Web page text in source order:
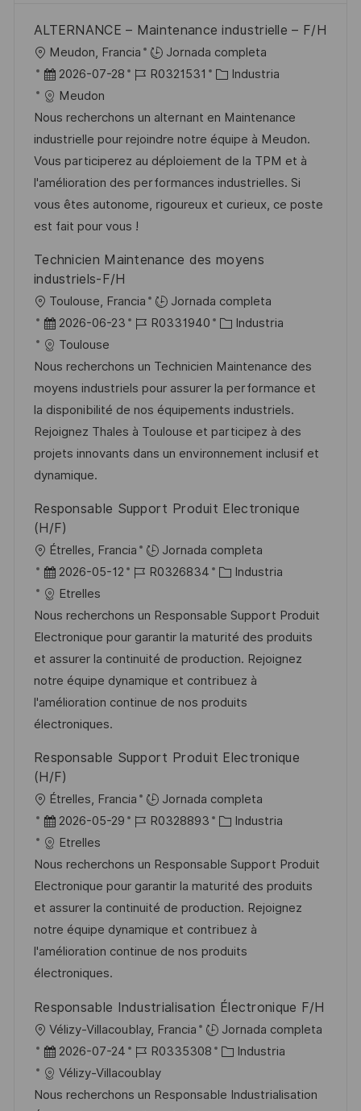
ALTERNANCE – Maintenance industrielle – F/H
U
b
c
a
c
i
ó
n
Meudon, Francia
Jornada completa
F
e
c
h
a
d
e
p
b
c
a
n
2026-07-28
I
d
e
e
m
p
o
R0321531
C
t
e
g
o
r
Industria
Meudon
Nous recherchons un alternant en Maintenance
industrielle pour rejoindre notre équipe à Meudon.
Vous participerez au déploiement de la TPM et à
l'amélioration des performances industrielles. Si
vous êtes autonome, rigoureux et curieux, ce poste
est fait pour vous !
Technicien Maintenance des moyens
industriels-F/H
U
b
c
a
c
i
ó
n
Toulouse, Francia
Jornada completa
F
e
c
h
a
d
e
p
b
c
a
2026-06-23
I
d
e
e
m
p
o
R0331940
C
t
e
g
o
r
Industria
Toulouse
Nous recherchons un Technicien Maintenance des
moyens industriels pour assurer la performance et
la disponibilité de nos équipements industriels.
Rejoignez Thales à Toulouse et participez à des
projets innovants dans un environnement inclusif et
dynamique.
Responsable Support Produit Electronique
(H/F)
U
b
c
a
c
i
ó
n
Étrelles, Francia
Jornada completa
F
e
c
h
a
d
e
p
b
c
a
2026-05-12
I
d
e
e
m
p
o
R0326834
C
t
e
g
o
r
Industria
Etrelles
Nous recherchons un Responsable Support Produit
Electronique pour garantir la maturité des produits
et assurer la continuité de production. Rejoignez
notre équipe dynamique et contribuez à
l'amélioration continue de nos produits
électroniques.
Responsable Support Produit Electronique
(H/F)
U
b
c
a
c
i
ó
n
Étrelles, Francia
Jornada completa
F
e
c
h
a
d
e
p
b
l
i
c
a
2026-05-29
I
d
e
e
m
p
o
R0328893
C
t
e
g
o
r
Industria
Etrelles
Nous recherchons un Responsable Support Produit
Electronique pour garantir la maturité des produits
et assurer la continuité de production. Rejoignez
notre équipe dynamique et contribuez à
l'amélioration continue de nos produits
électroniques.
Responsable Industrialisation Électronique F/H
U
b
c
Vélizy-Villacoublay, Francia
Jornada completa
F
e
c
2026-07-24
I
D
d
R0335308
C
t
Industria
Vélizy-Villacoublay
Nous recherchons un Responsable Industrialisation